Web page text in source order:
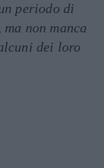
periodo di
non manca
dei loro